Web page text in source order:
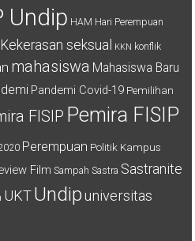
Undip HAM Hari Perempuan
Kekerasan seksual KKN konflik
mahasiswa Mahasiswa Baru
Pandemi Covid-19 Pemilihan
FISIP Pemira FISIP
Perempuan Politik Kampus
Film Sampah Sastra Sastranite
UKTUndip universitas